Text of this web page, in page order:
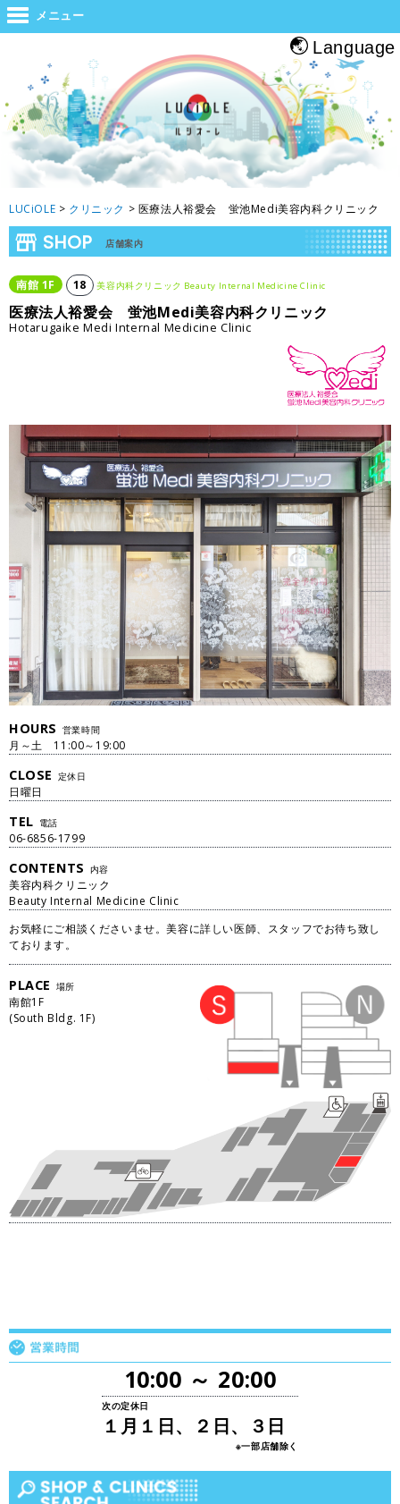
世界と大阪をつなぐジャンクション。旅をする人・帰る人・地元の人がホッと
メニュー
Language
LUCiOLE > クリニック > 医療法人裕愛会 蛍池Medi美容内科クリニック
SHOP 店舗案内
南館 1F 18 美容内科クリニック Beauty Internal Medicine Clinic
医療法人裕愛会 蛍池Medi美容内科クリニック
Hotarugaike Medi Internal Medicine Clinic
HOURS 営業時間
月～土 11:00～19:00
CLOSE 定休日
日曜日
TEL 電話
06-6856-1799
CONTENTS 内容
美容内科クリニック
Beauty Internal Medicine Clinic
お気軽にご相談くださいませ。美容に詳しい医師、スタッフでお待ち致し
ております。
PLACE 場所
南館1 F
(South Bldg. 1F)
10:00 ～ 20:00
次の定休日
１月１日、２日、３日
※一部店舗除く